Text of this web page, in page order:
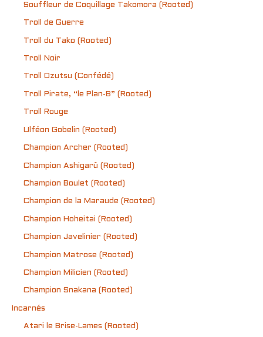
Souffleur de Coquillage Takomora (Rooted)
Troll de Guerre
Troll du Tako (Rooted)
Troll Noir
Troll Ozutsu (Confédé)
Troll Pirate, “le Plan-B” (Rooted)
Troll Rouge
Ulféon Gobelin (Rooted)
Champion Archer (Rooted)
Champion Ashigarû (Rooted)
Champion Boulet (Rooted)
Champion de la Maraude (Rooted)
Champion Hoheitai (Rooted)
Champion Javelinier (Rooted)
Champion Matrose (Rooted)
Champion Milicien (Rooted)
Champion Snakana (Rooted)
Incarnés
Atari le Brise-Lames (Rooted)